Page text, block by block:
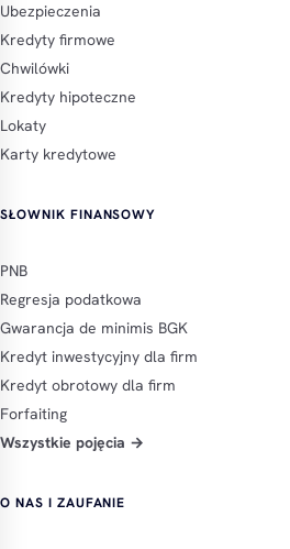
Ubezpieczenia
Kredyty firmowe
Chwilówki
Kredyty hipoteczne
Lokaty
Karty kredytowe
SŁOWNIK FINANSOWY
PNB
Regresja podatkowa
Gwarancja de minimis BGK
Kredyt inwestycyjny dla firm
Kredyt obrotowy dla firm
Forfaiting
Wszystkie pojęcia →
O NAS I ZAUFANIE